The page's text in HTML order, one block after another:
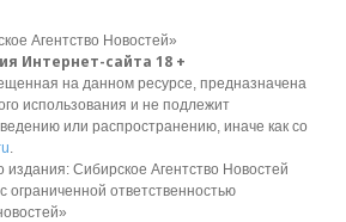
Агентство Новостей»
Интернет-сайта 18 +
на данном ресурсе, предназначена
использования и не подлежит
или распространению, иначе как со
.
издания: Сибирское Агентство Новостей
ограниченной ответственностью